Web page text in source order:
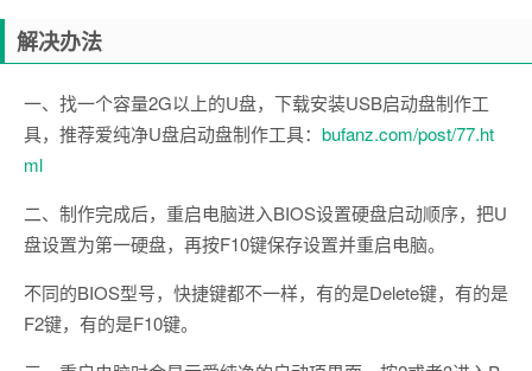
解决办法
一、找一个容量2G以上的U盘，下载安装USB启动盘制作工
具，推荐爱纯净U盘启动盘制作工具： bufanz.com/post/77.ht
ml
二、制作完成后，重启电脑进入BIOS设置硬盘启动顺序，把U
盘设置为第一硬盘，再按F10键保存设置并重启电脑。
不同的BIOS型号，快捷键都不一样，有的是Delete键，有的是
F2键，有的是F10键。